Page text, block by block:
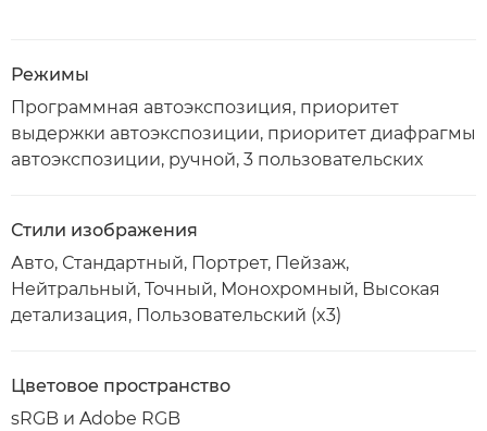
Режимы
Программная автоэкспозиция, приоритет
выдержки автоэкспозиции, приоритет диафрагмы
автоэкспозиции, ручной, 3 пользовательских
Стили изображения
Авто, Стандартный, Портрет, Пейзаж,
Нейтральный, Точный, Монохромный, Высокая
детализация, Пользовательский (x3)
Цветовое пространство
sRGB и Adobe RGB